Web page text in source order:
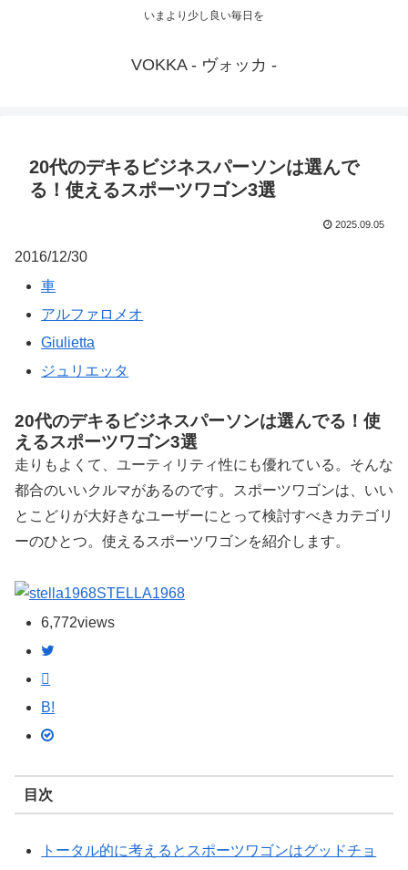
いまより少し良い毎日を
VOKKA - ヴォッカ -
20代のデキるビジネスパーソンは選んで
る！使えるスポーツワゴン3選
2025.09.05
2016/12/30
車
アルファロメオ
Giulietta
ジュリエッタ
20代のデキるビジネスパーソンは選んでる！使
えるスポーツワゴン3選
走りもよくて、ユーティリティ性にも優れている。そんな
都合のいいクルマがあるのです。スポーツワゴンは、いい
とこどりが大好きなユーザーにとって検討すべきカテゴリ
ーのひとつ。使えるスポーツワゴンを紹介します。
STELLA1968
6,772views
B!
目次
トータル的に考えるとスポーツワゴンはグッドチョ